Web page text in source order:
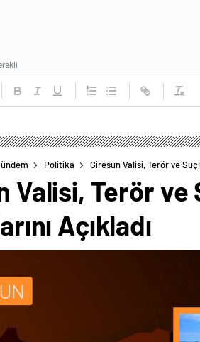
Politika Giresun Valisi, Terör ve
Valisi, Terör ve
Açıkladı